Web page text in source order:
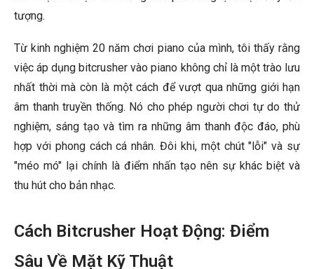
tượng.
Từ kinh nghiệm 20 năm chơi piano của mình, tôi thấy rằng
việc áp dụng bitcrusher vào piano không chỉ là một trào lưu
nhất thời mà còn là một cách để vượt qua những giới hạn
âm thanh truyền thống. Nó cho phép người chơi tự do thử
nghiệm, sáng tạo và tìm ra những âm thanh độc đáo, phù
hợp với phong cách cá nhân. Đôi khi, một chút "lỗi" và sự
"méo mó" lại chính là điểm nhấn tạo nên sự khác biệt và
thu hút cho bản nhạc.
Cách Bitcrusher Hoạt Động: Điểm
Sâu Về Mặt Kỹ Thuật